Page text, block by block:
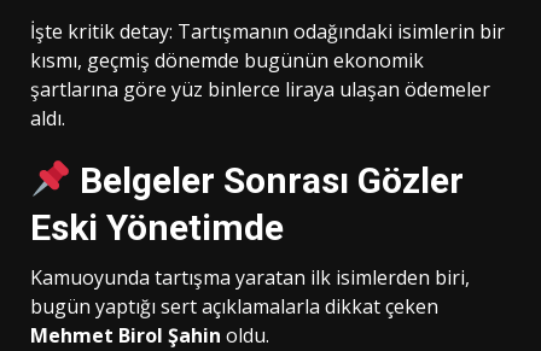
İşte kritik detay: Tartışmanın odağındaki isimlerin bir
kısmı, geçmiş dönemde bugünün ekonomik
şartlarına göre yüz binlerce liraya ulaşan ödemeler
aldı.
Belgeler Sonrası Gözler
Eski Yönetimde
Kamuoyunda tartışma yaratan ilk isimlerden biri,
bugün yaptığı sert açıklamalarla dikkat çeken
Mehmet Birol Şahin oldu.